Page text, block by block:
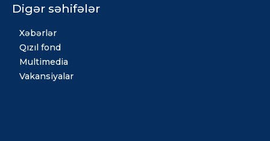
Digər səhifələr
Xəbərlər
Qızıl fond
Multimedia
Vakansiyalar